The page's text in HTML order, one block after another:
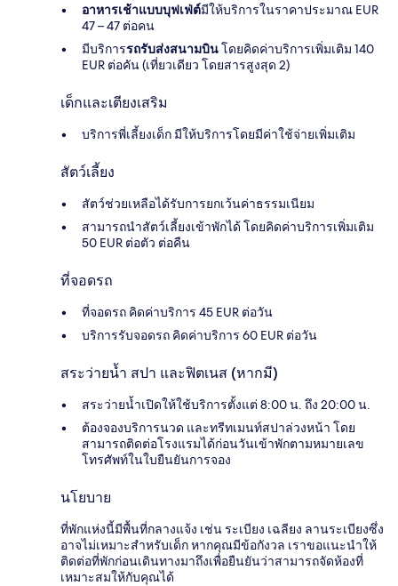
อาหารเช้าแบบบุฟเฟ่ต์มีให้บริการในราคาประมาณ EUR
47 – 47 ต่อคน
มีบริการรถรับส่งสนามบินโดยคิดค่าบริการเพิ่มเติม 140
EUR ต่อคัน (เที่ยวเดียว โดยสารสูงสุด 2)
เด็กและเตียงเสริม
บริการพี่เลี้ยงเด็ก มีให้บริการโดยมีค่าใช้จ่ายเพิ่มเติม
สัตว์เลี้ยง
สัตว์ช่วยเหลือได้รับการยกเว้นค่าธรรมเนียม
สามารถนำสัตว์เลี้ยงเข้าพักได้ โดยคิดค่าบริการเพิ่มเติม
50 EUR ต่อตัว ต่อคืน
ที่จอดรถ
ที่จอดรถ คิดค่าบริการ 45 EUR ต่อวัน
บริการรับจอดรถ คิดค่าบริการ 60 EUR ต่อวัน
สระว่ายน้ำ สปา และฟิตเนส (หากมี)
สระว่ายน้ำเปิดให้ใช้บริการตั้งแต่ 8:00 น. ถึง 20:00 น.
ต้องจองบริการนวด และทรีทเมนท์สปาล่วงหน้า โดย
สามารถติดต่อโรงแรมได้ก่อนวันเข้าพักตามหมายเลข
โทรศัพท์ในใบยืนยันการจอง
นโยบาย
ที่พักแห่งนี้มีพื้นที่กลางแจ้ง เช่น ระเบียง เฉลียง ลานระเบียงซึ่ง
อาจไม่เหมาะสำหรับเด็ก หากคุณมีข้อกังวล เราขอแนะนำให้
ติดต่อที่พักก่อนเดินทางมาถึงเพื่อยืนยันว่าสามารถจัดห้องที่
เหมาะสมให้กับคุณได้